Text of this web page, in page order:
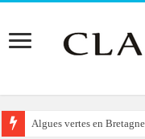
Algues vertes en